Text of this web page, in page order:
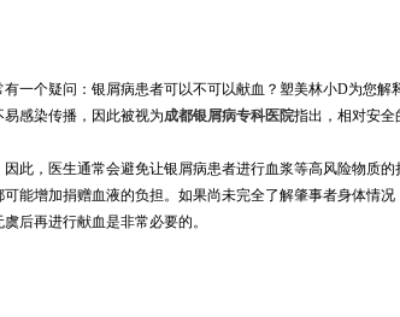
一个疑问：银屑病患者可以不可以献血？塑美林小D为您解
感染传播，因此被视为成都银屑病专科医院指出，相对安全
此，医生通常会避免让银屑病患者进行血浆等高风险物质的
增加捐赠血液的负担。如果尚未完全了解肇事者身体情况
后再进行献血是非常必要的。